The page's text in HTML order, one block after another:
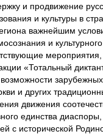
и продвижение
и культуры в
важнейшим
и
«Тотальный
и других
движения
единства
с исторической